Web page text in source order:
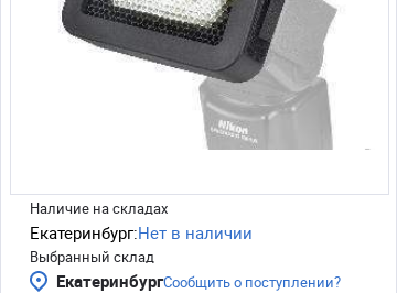
Наличие на складах
Екатеринбург:Нет в наличии
Выбранный склад
ЕкатеринбургСообщить о поступлении?